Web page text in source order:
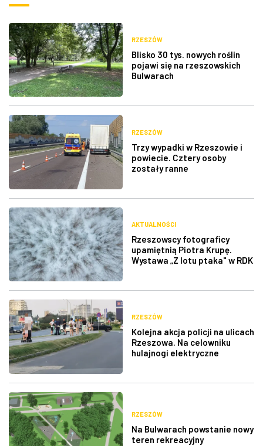
RZESZÓW
Blisko 30 tys. nowych roślin
pojawi się na rzeszowskich
Bulwarach
RZESZÓW
Trzy wypadki w Rzeszowie i
powiecie. Cztery osoby
zostały ranne
AKTUALNOŚCI
Rzeszowscy fotograficy
upamiętnią Piotra Krupę.
Wystawa „Z lotu ptaka" w RDK
RZESZÓW
Kolejna akcja policji na ulicach
Rzeszowa. Na celowniku
hulajnogi elektryczne
RZESZÓW
Na Bulwarach powstanie nowy
teren rekreacyjny